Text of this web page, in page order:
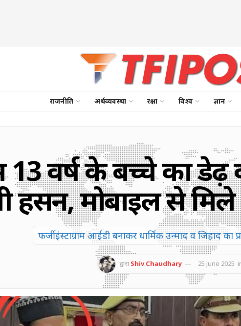
राजनीति अर्थव्यवस्था रक्षा विश्व ज्ञान
वर्ष के बच्चे का डेढ़
हसन, मोबाइल से
फर्जी इंस्टाग्राम आईडी बनाकर धार्मिक उन्माद व जिहाद का
द्वारा Shiv Chaudhary 25 June 2025